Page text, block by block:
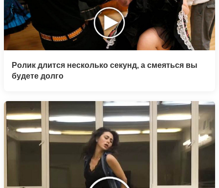
Ролик длится несколько секунд, а смеяться вы
будете долго